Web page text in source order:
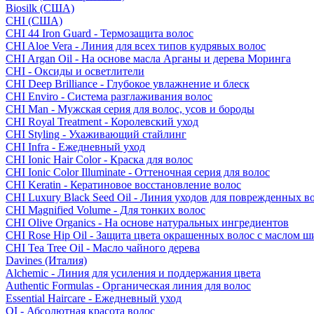
Biosilk (США)
CHI (США)
CHI 44 Iron Guard - Термозащита волос
CHI Aloe Vera - Линия для всех типов кудрявых волос
CHI Argan Oil - На основе масла Арганы и дерева Моринга
CHI - Оксиды и осветлители
CHI Deep Brilliance - Глубокое увлажнение и блеск
CHI Enviro - Система разглаживания волос
CHI Man - Мужская серия для волос, усов и бороды
CHI Royal Treatment - Королевский уход
CHI Styling - Ухаживающий стайлинг
CHI Infra - Ежедневный уход
CHI Ionic Hair Color - Краска для волос
CHI Ionic Color Illuminate - Оттеночная серия для волос
CHI Keratin - Кератиновое восстановление волос
CHI Luxury Black Seed Oil - Линия уходов для поврежденных
CHI Magnified Volume - Для тонких волос
CHI Olive Organics - На основе натуральных ингредиентов
CHI Rose Hip Oil - Защита цвета окрашенных волос с маслом
CHI Tea Tree Oil - Масло чайного дерева
Davines (Италия)
Alchemic - Линия для усиления и поддержания цвета
Authentic Formulas - Органическая линия для волос
Essential Haircare - Eжедневный уход
OI - Абсолютная красота волос